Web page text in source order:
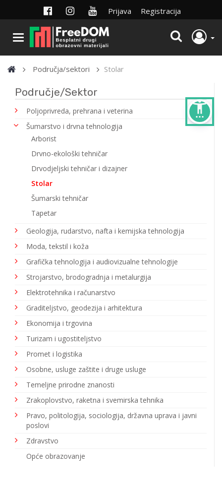
settings_accessibility
Prijava Registracija
Područja/sektori Stolar
Područje/Sektor
Poljoprivreda, prehrana i veterina
Šumarstvo i drvna tehnologija
Arborist
Drvno-ekološki tehničar
Drvodjeljski tehničar i dizajner
Stolar
Šumarski tehničar
Tapetar
Geologija, rudarstvo, nafta i kemijska tehnologija
Moda, tekstil i koža
Grafička tehnologija i audiovizualne tehnologije
Strojarstvo, brodogradnja i metalurgija
Elektrotehnika i računarstvo
Graditeljstvo, geodezija i arhitektura
Ekonomija i trgovina
Turizam i ugostiteljstvo
Promet i logistika
Osobne, usluge zaštite i druge usluge
Temeljne prirodne znanosti
Zrakoplovstvo, raketna i svemirska tehnika
Pravo, politologija, sociologija, državna uprava i javni
poslovi
Zdravstvo
Opće obrazovanje